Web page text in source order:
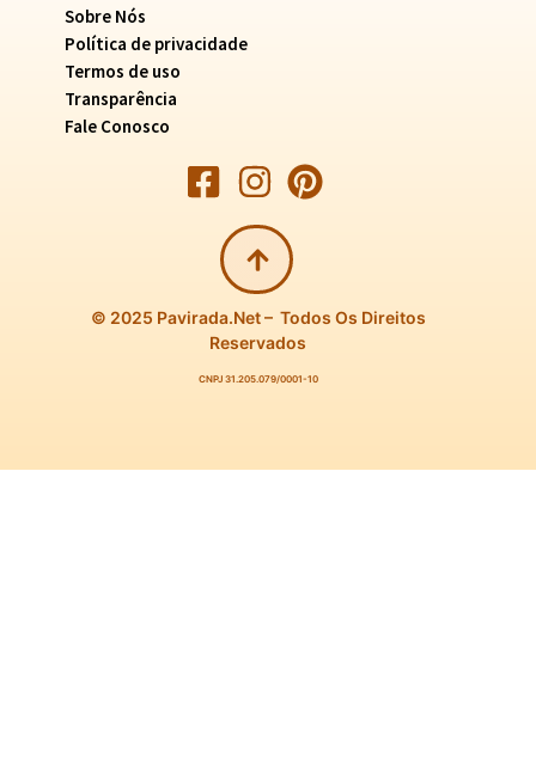
Sobre Nós
Política de privacidade
Termos de uso
Transparência
Fale Conosco
© 2025 Pavirada.net – Todos Os Direitos
Reservados
CNPJ 31.205.079/0001-10